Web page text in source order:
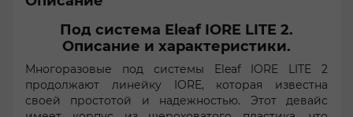
Под система Eleaf IORE LITE 2.
Описание и характеристики.
Многоразовые под системы Eleaf IORE LITE 2
продолжают линейку IORE, которая известна
своей простотой и надежностью. Этот девайс